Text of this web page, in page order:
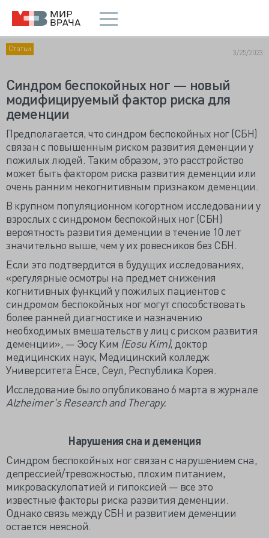
Статьи 3/25/2023
Синдром беспокойных ног — новый
модифицируемый фактор риска для
деменции
Предполагается, что синдром беспокойных ног (СБН)
связан с повышенным риском развития деменции у
пожилых людей. Таким образом, это расстройство
может быть фактором риска развития деменции или
очень ранним некогнитивным признаком деменции.
В крупном популяционном когортном исследовании у
взрослых с синдромом беспокойных ног (СБН)
вероятность развития деменции в течение 10 лет
значительно выше, чем у их ровесников без СБН.
Если это подтвердится в будущих исследованиях,
«регулярные осмотры на предмет снижения
когнитивных функций у пожилых пациентов с
синдромом беспокойных ног могут способствовать
более ранней диагностике и назначению
необходимых вмешательств у лиц с риском развития
деменции», — Эосу Ким (Eosu Kim), доктор
медицинских наук, Медицинский колледж
Университета Ёнсе, Сеул, Республика Корея.
Исследование было опубликовано 6 марта в журнале
Alzheimer's Research and Therapy.
Нарушения сна и деменция
Синдром беспокойных ног связан с нарушением сна,
депрессией/тревожностью, плохим питанием,
микроваскулопатией и гипоксией — все это
известные факторы риска развития деменции.
Однако связь между СБН и развитием деменции
остается неясной.